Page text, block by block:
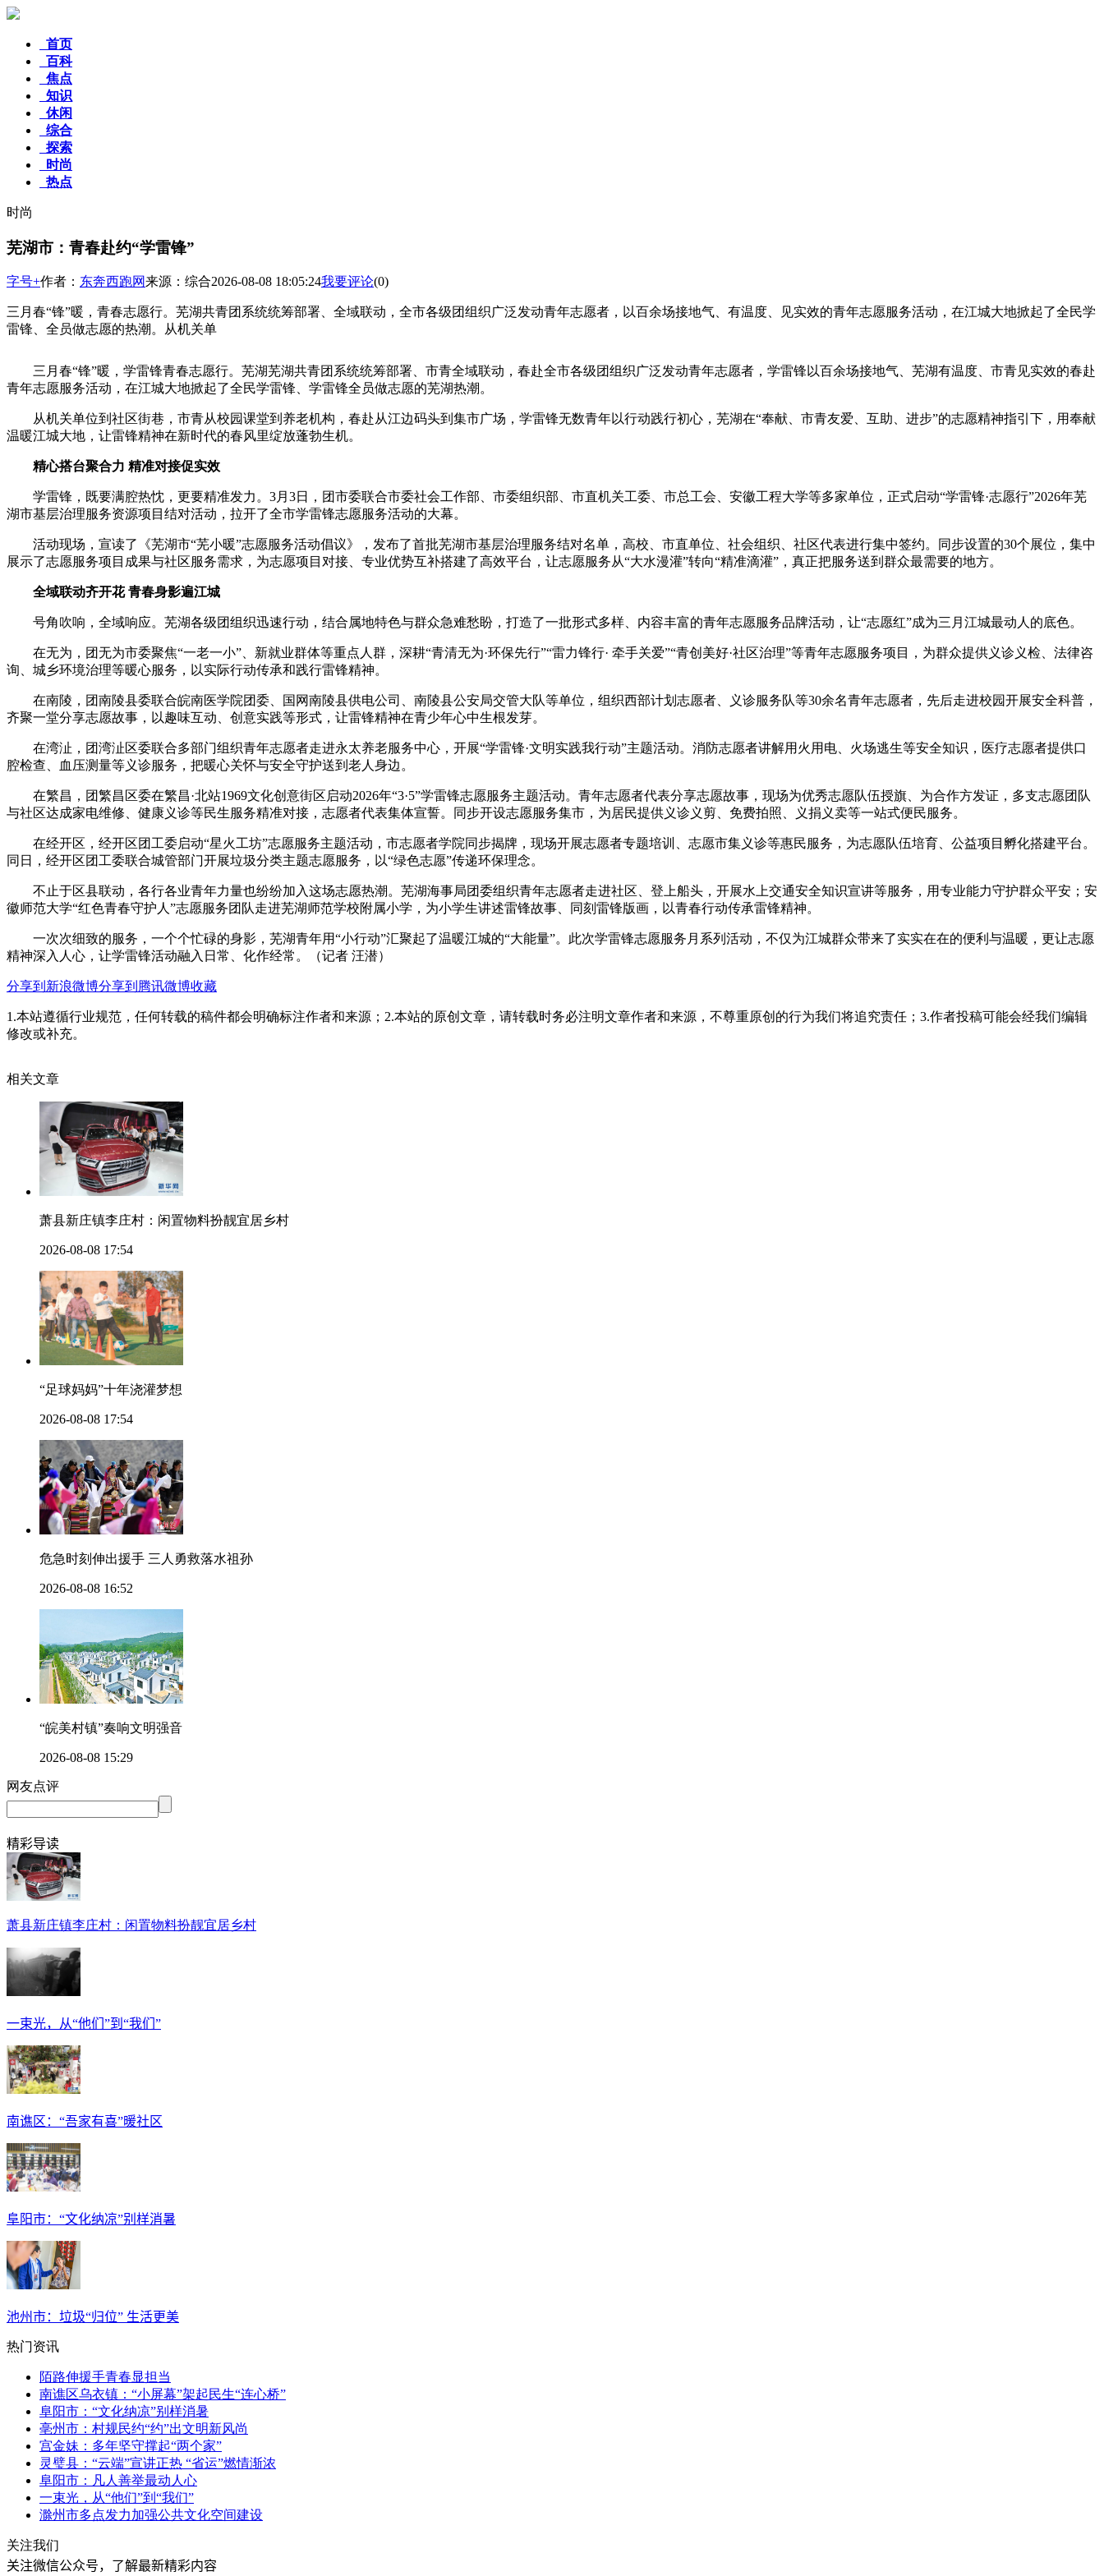
首页
百科
焦点
知识
休闲
综合
探索
时尚
热点
时尚
芜湖市：青春赴约“学雷锋”
字号+作者： 东奔西跑网来源：综合2026-08-08 18:05:24我要评论(0)
三月春“锋”暖，青春志愿行。芜湖共青团系统统筹部署、全域联动，全市各级团组织广泛发动青年志愿者，以百余场接地气、有温度、见实效的青年志愿服务活动，在江城大地掀起了全民学
雷锋、全员做志愿的热潮。从机关单
三月春“锋”暖，学雷锋青春志愿行。芜湖芜湖共青团系统统筹部署、市青全域联动，春赴全市各级团组织广泛发动青年志愿者，学雷锋以百余场接地气、芜湖有温度、市青见实效的春赴
青年志愿服务活动，在江城大地掀起了全民学雷锋、学雷锋全员做志愿的芜湖热潮。
从机关单位到社区街巷，市青从校园课堂到养老机构，春赴从江边码头到集市广场，学雷锋无数青年以行动践行初心，芜湖在“奉献、市青友爱、互助、进步”的志愿精神指引下，用奉献
温暖江城大地，让雷锋精神在新时代的春风里绽放蓬勃生机。
精心搭台聚合力 精准对接促实效
学雷锋，既要满腔热忱，更要精准发力。3月3日，团市委联合市委社会工作部、市委组织部、市直机关工委、市总工会、安徽工程大学等多家单位，正式启动“学雷锋·志愿行”2026年芜
湖市基层治理服务资源项目结对活动，拉开了全市学雷锋志愿服务活动的大幕。
活动现场，宣读了《芜湖市“芜小暖”志愿服务活动倡议》，发布了首批芜湖市基层治理服务结对名单，高校、市直单位、社会组织、社区代表进行集中签约。同步设置的30个展位，集中
展示了志愿服务项目成果与社区服务需求，为志愿项目对接、专业优势互补搭建了高效平台，让志愿服务从“大水漫灌”转向“精准滴灌”，真正把服务送到群众最需要的地方。
全域联动齐开花 青春身影遍江城
号角吹响，全域响应。芜湖各级团组织迅速行动，结合属地特色与群众急难愁盼，打造了一批形式多样、内容丰富的青年志愿服务品牌活动，让“志愿红”成为三月江城最动人的底色。
在无为，团无为市委聚焦“一老一小”、新就业群体等重点人群，深耕“青清无为·环保先行”“雷力锋行· 牵手关爱”“青创美好·社区治理”等青年志愿服务项目，为群众提供义诊义检、法律咨
询、城乡环境治理等暖心服务，以实际行动传承和践行雷锋精神。
在南陵，团南陵县委联合皖南医学院团委、国网南陵县供电公司、南陵县公安局交管大队等单位，组织西部计划志愿者、义诊服务队等30余名青年志愿者，先后走进校园开展安全科普，
齐聚一堂分享志愿故事，以趣味互动、创意实践等形式，让雷锋精神在青少年心中生根发芽。
在湾沚，团湾沚区委联合多部门组织青年志愿者走进永太养老服务中心，开展“学雷锋·文明实践我行动”主题活动。消防志愿者讲解用火用电、火场逃生等安全知识，医疗志愿者提供口
腔检查、血压测量等义诊服务，把暖心关怀与安全守护送到老人身边。
在繁昌，团繁昌区委在繁昌·北站1969文化创意街区启动2026年“3·5”学雷锋志愿服务主题活动。青年志愿者代表分享志愿故事，现场为优秀志愿队伍授旗、为合作方发证，多支志愿团队
与社区达成家电维修、健康义诊等民生服务精准对接，志愿者代表集体宣誓。同步开设志愿服务集市，为居民提供义诊义剪、免费拍照、义捐义卖等一站式便民服务。
在经开区，经开区团工委启动“星火工坊”志愿服务主题活动，市志愿者学院同步揭牌，现场开展志愿者专题培训、志愿市集义诊等惠民服务，为志愿队伍培育、公益项目孵化搭建平台。
同日，经开区团工委联合城管部门开展垃圾分类主题志愿服务，以“绿色志愿”传递环保理念。
不止于区县联动，各行各业青年力量也纷纷加入这场志愿热潮。芜湖海事局团委组织青年志愿者走进社区、登上船头，开展水上交通安全知识宣讲等服务，用专业能力守护群众平安；安
徽师范大学“红色青春守护人”志愿服务团队走进芜湖师范学校附属小学，为小学生讲述雷锋故事、同刻雷锋版画，以青春行动传承雷锋精神。
一次次细致的服务，一个个忙碌的身影，芜湖青年用“小行动”汇聚起了温暖江城的“大能量”。此次学雷锋志愿服务月系列活动，不仅为江城群众带来了实实在在的便利与温暖，更让志愿
精神深入人心，让学雷锋活动融入日常、化作经常。（记者 汪潜）
分享到新浪微博分享到腾讯微博收藏
1.本站遵循行业规范，任何转载的稿件都会明确标注作者和来源；2.本站的原创文章，请转载时务必注明文章作者和来源，不尊重原创的行为我们将追究责任；3.作者投稿可能会经我们编辑
修改或补充。
相关文章
萧县新庄镇李庄村：闲置物料扮靓宜居乡村
2026-08-08 17:54
“足球妈妈”十年浇灌梦想
2026-08-08 17:54
危急时刻伸出援手 三人勇救落水祖孙
2026-08-08 16:52
“皖美村镇”奏响文明强音
2026-08-08 15:29
网友点评
精彩导读
萧县新庄镇李庄村：闲置物料扮靓宜居乡村
一束光，从“他们”到“我们”
南谯区：“吾家有喜”暖社区
阜阳市：“文化纳凉”别样消暑
池州市：垃圾“归位” 生活更美
热门资讯
陌路伸援手青春显担当
南谯区乌衣镇：“小屏幕”架起民生“连心桥”
阜阳市：“文化纳凉”别样消暑
亳州市：村规民约“约”出文明新风尚
宫金妹：多年坚守撑起“两个家”
灵璧县：“云端”宣讲正热 “省运”燃情渐浓
阜阳市：凡人善举最动人心
一束光，从“他们”到“我们”
滁州市多点发力加强公共文化空间建设
关注我们
关注微信公众号，了解最新精彩内容